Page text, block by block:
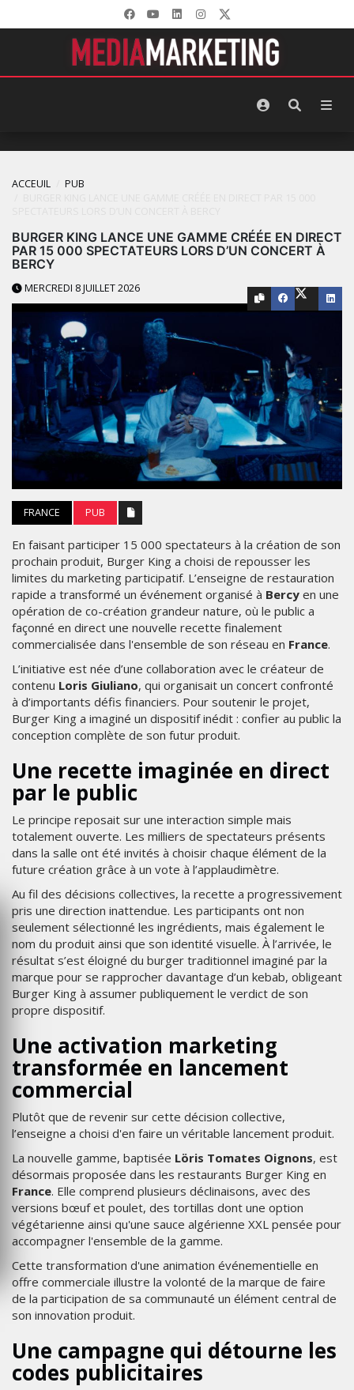
ACCEUIL
PUB
BURGER KING LANCE UNE GAMME CRÉÉE EN DIRECT
PAR 15 000 SPECTATEURS LORS D’UN CONCERT À
BERCY
MERCREDI 8 JUILLET 2026
FRANCE PUB
En faisant participer 15 000 spectateurs à la création de son
prochain produit, Burger King a choisi de repousser les
limites du marketing participatif. L’enseigne de restauration
rapide a transformé un événement organisé à Bercy en une
opération de co-création grandeur nature, où le public a
façonné en direct une nouvelle recette finalement
commercialisée dans l'ensemble de son réseau en France.
L’initiative est née d’une collaboration avec le créateur de
contenu Loris Giuliano, qui organisait un concert confronté
à d’importants défis financiers. Pour soutenir le projet,
Burger King a imaginé un dispositif inédit : confier au public la
conception complète de son futur produit.
Une recette imaginée en direct
par le public
Le principe reposait sur une interaction simple mais
totalement ouverte. Les milliers de spectateurs présents
dans la salle ont été invités à choisir chaque élément de la
future création grâce à un vote à l’applaudimètre.
Au fil des décisions collectives, la recette a progressivement
pris une direction inattendue. Les participants ont non
seulement sélectionné les ingrédients, mais également le
nom du produit ainsi que son identité visuelle. À l’arrivée, le
résultat s’est éloigné du burger traditionnel imaginé par la
marque pour se rapprocher davantage d’un kebab, obligeant
Burger King à assumer publiquement le verdict de son
propre dispositif.
Une activation marketing
transformée en lancement
commercial
Plutôt que de revenir sur cette décision collective,
l’enseigne a choisi d'en faire un véritable lancement produit.
La nouvelle gamme, baptisée Löris Tomates Oignons, est
désormais proposée dans les restaurants Burger King en
France. Elle comprend plusieurs déclinaisons, avec des
versions bœuf et poulet, des tortillas dont une option
végétarienne ainsi qu'une sauce algérienne XXL pensée pour
accompagner l'ensemble de la gamme.
Cette transformation d'une animation événementielle en
offre commerciale illustre la volonté de la marque de faire
de la participation de sa communauté un élément central de
son innovation produit.
Une campagne qui détourne les
codes publicitaires